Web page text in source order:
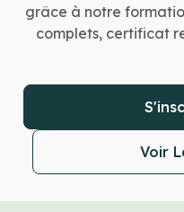
grâce à notre
complets, certificat
Voir